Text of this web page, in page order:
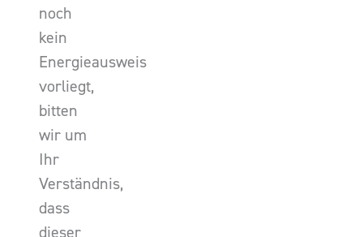
noch
kein
Energieausweis
vorliegt,
bitten
wir um
Ihr
Verständnis,
dass
dieser